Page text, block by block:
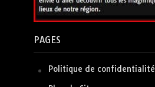
PAGES
Politique de confidentialité